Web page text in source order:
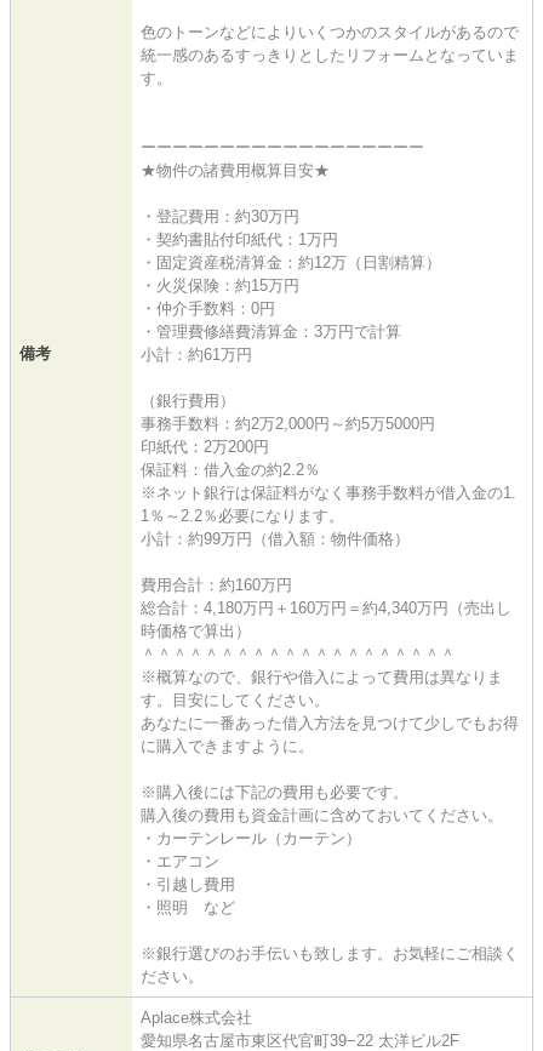
備考
色のトーンなどによりいくつかのスタイルがあるので
統一感のあるすっきりとしたリフォームとなっていま
す。
ーーーーーーーーーーーーーーーーーー
★物件の諸費用概算目安★
・登記費用：約30万円
・契約書貼付印紙代：1万円
・固定資産税清算金：約12万（日割精算）
・火災保険：約15万円
・仲介手数料：0円
・管理費修繕費清算金：3万円で計算
小計：約61万円
（銀行費用）
事務手数料：約2万2,000円～約5万5000円
印紙代：2万200円
保証料：借入金の約2.2％
※ネット銀行は保証料がなく事務手数料が借入金の1.
1％～2.2％必要になります。
小計：約99万円（借入額：物件価格）
費用合計：約160万円
総合計：4,180万円＋160万円＝約4,340万円（売出し
時価格で算出）
＾＾＾＾＾＾＾＾＾＾＾＾＾＾＾＾＾＾＾＾
※概算なので、銀行や借入によって費用は異なりま
す。目安にしてください。
あなたに一番あった借入方法を見つけて少しでもお得
に購入できますように。
※購入後には下記の費用も必要です。
購入後の費用も資金計画に含めておいてください。
・カーテンレール（カーテン）
・エアコン
・引越し費用
・照明 など
※銀行選びのお手伝いも致します。お気軽にご相談く
ださい。
Aplace株式会社
愛知県名古屋市東区代官町39−22 太洋ビル2F